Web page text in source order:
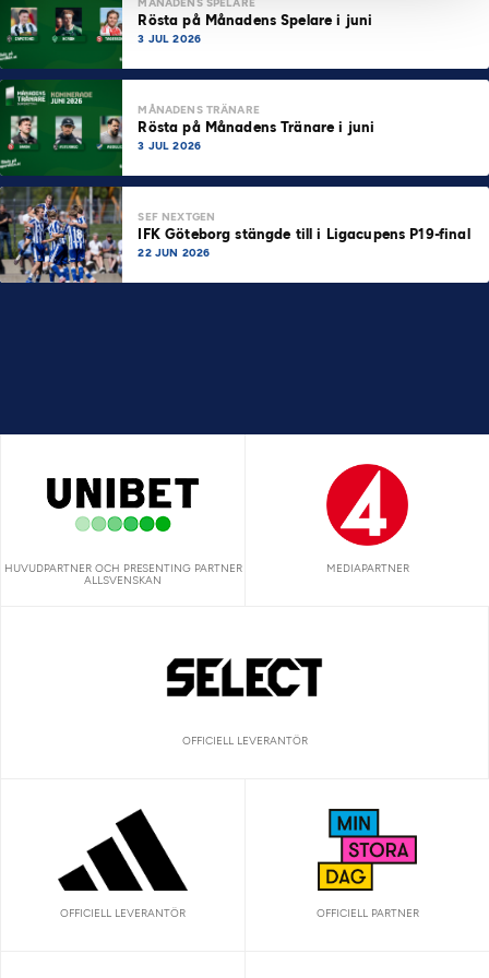
Rösta på Månadens Spelare i juni
3 JUL 2026
MÅNADENS TRÄNARE
Rösta på Månadens Tränare i juni
3 JUL 2026
SEF NEXTGEN
IFK Göteborg stängde till i Ligacupens P19-final
22 JUN 2026
HUVUDPARTNER OCH PRESENTING PARTNER
ALLSVENSKAN
MEDIAPARTNER
OFFICIELL LEVERANTÖR
OFFICIELL LEVERANTÖR OFFICIELL PARTNER